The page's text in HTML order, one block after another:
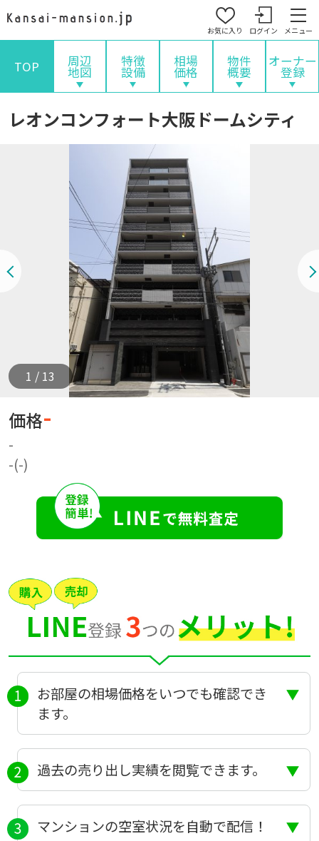
お気に入り ログイン メニュー
TOP 周辺
地図
特徴
設備
相場
価格
物件
概要
オーナー
登録
レオンコンフォート大阪ドームシティ
1 / 13
価格-
-
-(-)
お部屋の相場価格をいつでも確認でき
ます。
過去の売り出し実績を閲覧できます。
マンションの空室状況を自動で配信！